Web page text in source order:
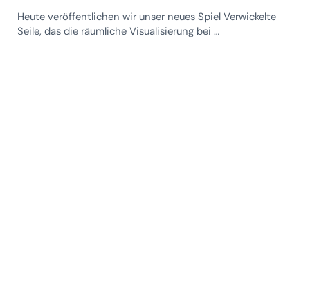
Heute veröffentlichen wir unser neues Spiel Verwickelte
Seile, das die räumliche Visualisierung bei …